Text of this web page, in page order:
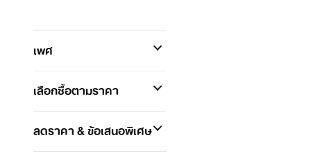
เพศ
เลือกซื้อตามราคา
ลดราคา & ข้อเสนอพิเศษ